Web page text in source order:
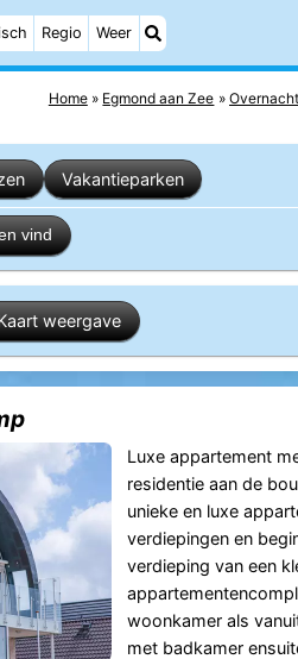
Regio Weer
Home Egmond aan Zee
Vakantieparken
vind
weergave
Luxe appartement
residentie aan de
unieke en luxe
verdiepingen en
verdieping van een
woonkamer als
met badkamer